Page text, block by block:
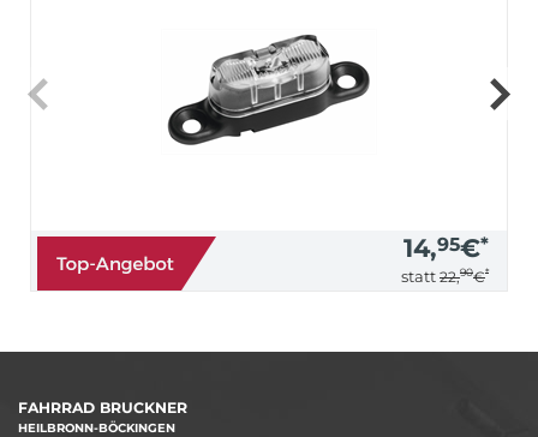
14,95€*
statt 22,90€*
FAHRRAD BRUCKNER
HEILBRONN-BÖCKINGEN